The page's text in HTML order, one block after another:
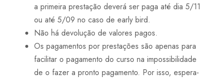
a primeira prestação deverá ser paga até dia 5/11
ou até 5/09 no caso de early bird.
Não há devolução de valores pagos.
Os pagamentos por prestações são apenas para
facilitar o pagamento do curso na impossibilidade
de o fazer a pronto pagamento. Por isso, espera-